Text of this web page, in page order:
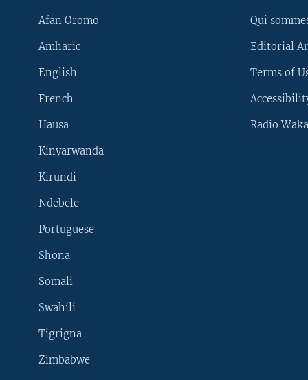
SUIVEZ-NOUS
Langues
Afan Oromo
Amharic
English
French
Hausa
Kinyarwanda
Kirundi
Ndebele
Portuguese
Shona
Somali
Swahili
Tigrigna
Zimbabwe
Qui
Editorial
Terms of
Radio